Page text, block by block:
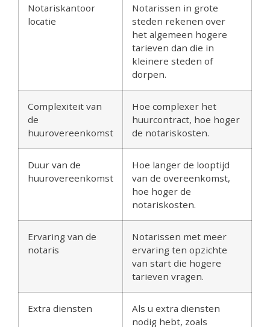
Notariskantoor
locatie
Notarissen in grote
steden rekenen over
het algemeen hogere
tarieven dan die in
kleinere steden of
dorpen.
Complexiteit van
de
huurovereenkomst
Hoe complexer het
huurcontract, hoe hoger
de notariskosten.
Duur van de
huurovereenkomst
Hoe langer de looptijd
van de overeenkomst,
hoe hoger de
notariskosten.
Ervaring van de
notaris
Notarissen met meer
ervaring ten opzichte
van start die hogere
tarieven vragen.
Extra diensten
Als u extra diensten
nodig hebt, zoals